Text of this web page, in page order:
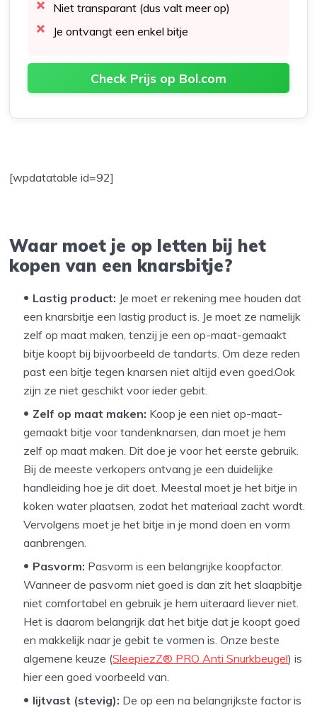
Niet transparant (dus valt meer op)
Je ontvangt een enkel bitje
Check Prijs op Bol.com
[wpdatatable id=92]
Waar moet je op letten bij het
kopen van een knarsbitje?
Lastig product: Je moet er rekening mee houden dat
een knarsbitje een lastig product is. Je moet ze namelijk
zelf op maat maken, tenzij je een op-maat-gemaakt
bitje koopt bij bijvoorbeeld de tandarts. Om deze reden
past een bitje tegen knarsen niet altijd even goed.Ook
zijn ze niet geschikt voor ieder gebit.
Zelf op maat maken: Koop je een niet op-maat-
gemaakt bitje voor tandenknarsen, dan moet je hem
zelf op maat maken. Dit doe je voor het eerste gebruik.
Bij de meeste verkopers ontvang je een duidelijke
handleiding hoe je dit doet. Meestal moet je het bitje in
koken water plaatsen, zodat het materiaal zacht wordt.
Vervolgens moet je het bitje in je mond doen en vorm
aanbrengen.
Pasvorm: Pasvorm is een belangrijke koopfactor.
Wanneer de pasvorm niet goed is dan zit het slaapbitje
niet comfortabel en gebruik je hem uiteraard liever niet.
Het is daarom belangrijk dat het bitje dat je koopt goed
en makkelijk naar je gebit te vormen is. Onze beste
algemene keuze (SleepiezZ® PRO Anti Snurkbeugel) is
hier een goed voorbeeld van.
lijtvast (stevig): De op een na belangrijkste factor is